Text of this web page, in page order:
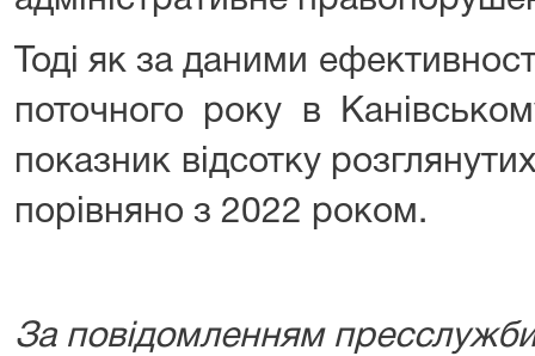
Тоді як за даними
поточного року в
показник відсотку
порівняно з 2022 роком.
За повідомленням